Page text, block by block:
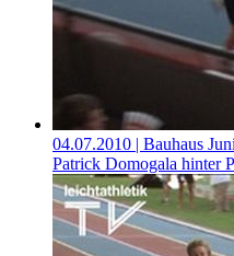
04.07.2010 | Bauhaus
Patrick Domogala hinter